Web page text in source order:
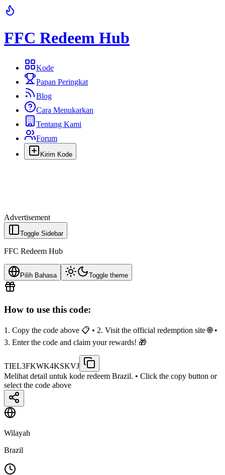
FFC Redeem Hub
Kode
Papan Peringkat
Blog
Cara Menukarkan
Tentang Kami
Forum
Kirim Kode
Advertisement
Toggle Sidebar
FFC Redeem Hub
Pilih Bahasa Toggle theme
How to use this code:
1. Copy the code above 📋 • 2. Visit the official redemption site 🌐 •
3. Enter the code and claim your rewards! 🎁
TIEL3FKWK4KSKVJ
Melihat detail untuk kode redeem Brazil. • Click the copy button or
select the code above
Wilayah
Brazil